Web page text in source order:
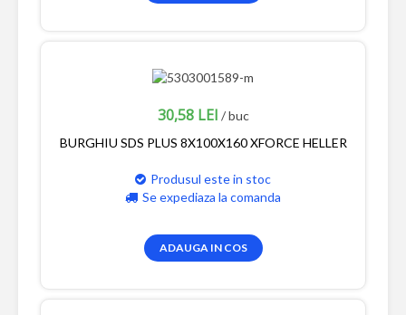
30,58 LEI / buc
BURGHIU SDS PLUS 8X100X160 XFORCE HELLER
Produsul este in stoc
Se expediaza la comanda
ADAUGA IN COS